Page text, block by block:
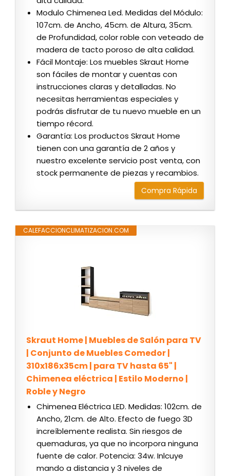
Modulo Chimenea Led. Medidas del Módulo:
107cm. de Ancho, 45cm. de Altura, 35cm.
de Profundidad, color roble con veteado de
madera de tacto poroso de alta calidad.
Fácil Montaje: Los muebles Skraut Home
son fáciles de montar y cuentas con
instrucciones claras y detalladas. No
necesitas herramientas especiales y
podrás disfrutar de tu nuevo mueble en un
tiempo récord.
Garantía: Los productos Skraut Home
tienen con una garantía de 2 años y
nuestro excelente servicio post venta, con
stock permanente de piezas y recambios.
Compra Rápida
CALEFACCIONCLIMATIZACION.COM
Skraut Home | Muebles de Salón para TV
| Conjunto de Muebles Comedor |
310x186x35cm | para TV hasta 65" |
Chimenea eléctrica | Estilo Moderno |
Roble y Negro
Chimenea Eléctrica LED. Medidas: 102cm. de
Ancho, 21cm. de Alto. Efecto de fuego 3D
increíblemente realista. Sin riesgos de
quemaduras, ya que no incorpora ninguna
fuente de calor. Potencia: 34w. Inlcuye
mando a distancia y 3 niveles de